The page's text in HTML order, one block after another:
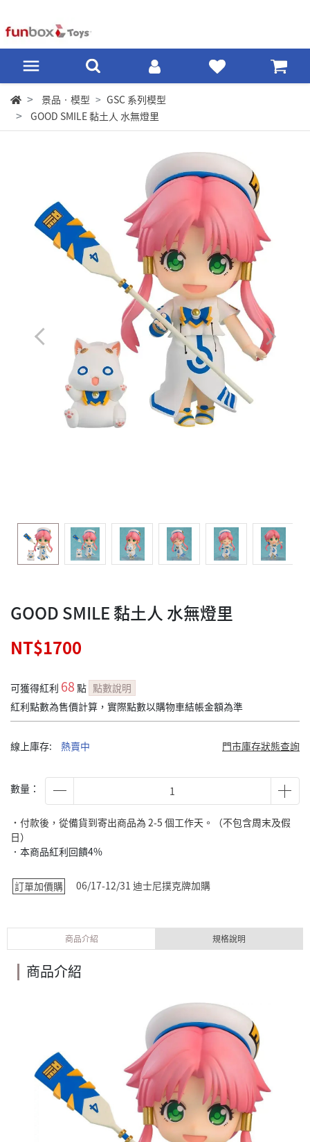
景品‧模型
GSC 系列模型
GOOD SMILE 黏土人 水無燈里
GOOD SMILE 黏土人 水無燈里
NT$1700
可獲得紅利 68 點 點數說明
紅利點數為售價計算，實際點數以購物車結帳金額為準
線上庫存: 熱賣中 門市庫存狀態查詢
數量：
˙付款後，從備貨到寄出商品為 2-5 個工作天。（不包含周末及假
日）
．本商品紅利回饋4%
訂單加價購 06/17-12/31 迪士尼撲克牌加購
商品介紹 規格說明
商品介紹